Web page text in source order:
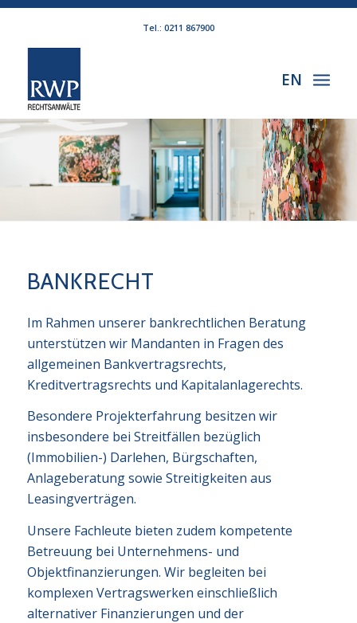
Tel.: 0211 867900
EN
BANKRECHT
Im Rahmen unserer bankrechtlichen Beratung
unterstützen wir Mandanten in Fragen des
allgemeinen Bankvertragsrechts,
Kreditvertragsrechts und Kapitalanlagerechts.
Besondere Projekterfahrung besitzen wir
insbesondere bei Streitfällen bezüglich
(Immobilien-) Darlehen, Bürgschaften,
Anlageberatung sowie Streitigkeiten aus
Leasingverträgen.
Unsere Fachleute bieten zudem kompetente
Betreuung bei Unternehmens- und
Objektfinanzierungen. Wir begleiten bei
komplexen Vertragswerken einschließlich
alternativer Finanzierungen und der